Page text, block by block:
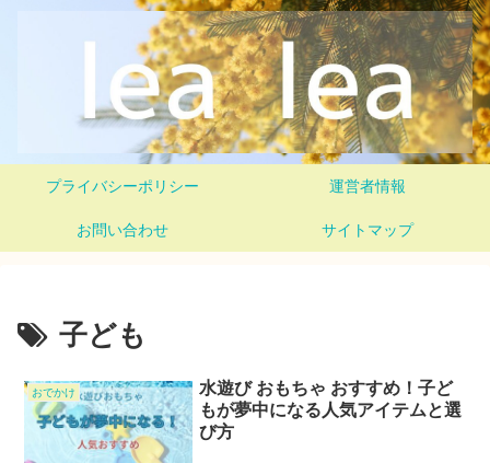
プライバシーポリシー 運営者情報
お問い合わせ サイトマップ
子ども
おでかけ
水遊び おもちゃ おすすめ！子ど
もが夢中になる人気アイテムと選
び方